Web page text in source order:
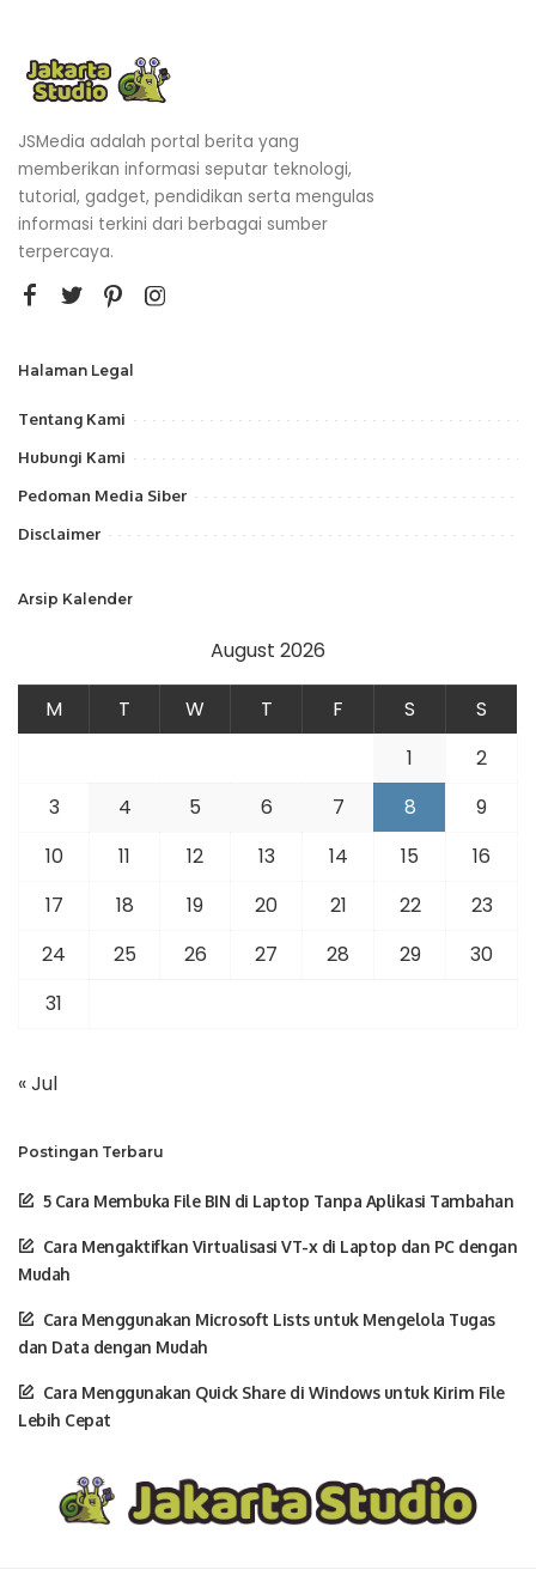
JSMedia adalah portal berita yang
memberikan informasi seputar teknologi,
tutorial, gadget, pendidikan serta mengulas
informasi terkini dari berbagai sumber
terpercaya.
Halaman Legal
Tentang Kami
Hubungi Kami
Pedoman Media Siber
Disclaimer
Arsip Kalender
August 2026
M T W T F S
S
1
2
3
4 5 6 7 8
9
10
11 12 13 14 15
16
17
18 19 20 21 22
23
24
25 26 27 28 29
30
31
« Jul
Postingan Terbaru
5 Cara Membuka File BIN di Laptop Tanpa Aplikasi Tambahan
Cara Mengaktifkan Virtualisasi VT-x di Laptop dan PC dengan
Mudah
Cara Menggunakan Microsoft Lists untuk Mengelola Tugas
dan Data dengan Mudah
Cara Menggunakan Quick Share di Windows untuk Kirim File
Lebih Cepat